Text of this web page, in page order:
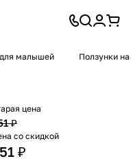
малышей Ползунки
цена
₽
со скидкой
₽